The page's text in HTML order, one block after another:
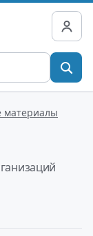
материалы